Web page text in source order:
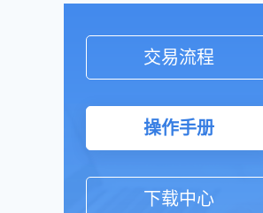
交易流程
操作手册
下载中心